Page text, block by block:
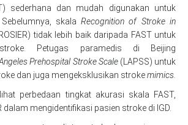
sederhana dan mudah digunakan untuk
skalaRecognition of Stroke in
tidak lebih baik daripada FAST untuk
stroke. Petugas paramedis di Beijing
Prehospital Stroke Scale(LAPSS) untuk
dan juga mengeksklusikan strokemimics.
perbedaan tingkat akurasi skala FAST,
dalam mengidentifikasi pasien stroke di IGD.